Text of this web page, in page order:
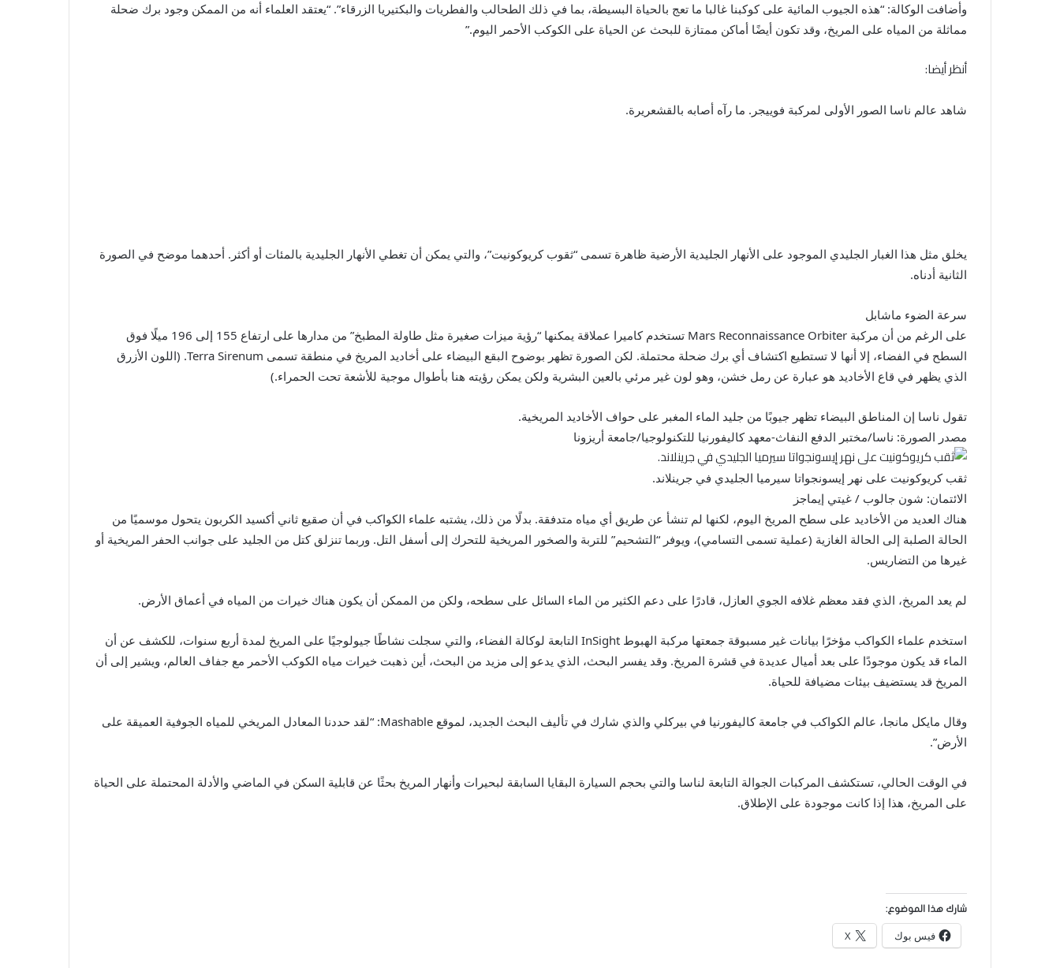
وأضافت الوكالة: “هذه الجيوب المائية على كوكبنا غالبا ما تعج بالحياة البسيطة، بما في ذلك الطحالب والفطريات والبكتيريا الزرقاء”. “يعتقد العلماء أنه من الممكن وجود برك ضحلة
مماثلة من المياه على المريخ، وقد تكون أيضًا أماكن ممتازة للبحث عن الحياة على الكوكب الأحمر اليوم.”
أنظر أيضا:
شاهد عالم ناسا الصور الأولى لمركبة فوييجر. ما رآه أصابه بالقشعريرة.
يخلق مثل هذا الغبار الجليدي الموجود على الأنهار الجليدية الأرضية ظاهرة تسمى “ثقوب كريوكونيت”، والتي يمكن أن تغطي الأنهار الجليدية بالمئات أو أكثر. أحدهما موضح في الصورة
الثانية أدناه.
سرعة الضوء ماشابل
على الرغم من أن مركبة Mars Reconnaissance Orbiter تستخدم كاميرا عملاقة يمكنها “رؤية ميزات صغيرة مثل طاولة المطبخ” من مدارها على ارتفاع 155 إلى 196 ميلًا فوق
السطح في الفضاء، إلا أنها لا تستطيع اكتشاف أي برك ضحلة محتملة. لكن الصورة تظهر بوضوح البقع البيضاء على أخاديد المريخ في منطقة تسمى Terra Sirenum. (اللون الأزرق
الذي يظهر في قاع الأخاديد هو عبارة عن رمل خشن، وهو لون غير مرئي بالعين البشرية ولكن يمكن رؤيته هنا بأطوال موجية للأشعة تحت الحمراء.)
تقول ناسا إن المناطق البيضاء تظهر جيوبًا من جليد الماء المغبر على حواف الأخاديد المريخية.
مصدر الصورة: ناسا/مختبر الدفع النفاث-معهد كاليفورنيا للتكنولوجيا/جامعة أريزونا
ثقب كريوكونيت على نهر إيسونجواتا سيرميا الجليدي في جرينلاند.
الائتمان: شون جالوب / غيتي إيماجز
هناك العديد من الأخاديد على سطح المريخ اليوم، لكنها لم تنشأ عن طريق أي مياه متدفقة. بدلًا من ذلك، يشتبه علماء الكواكب في أن صقيع ثاني أكسيد الكربون يتحول موسميًا من
الحالة الصلبة إلى الحالة الغازية (عملية تسمى التسامي)، ويوفر “التشحيم” للتربة والصخور المريخية للتحرك إلى أسفل التل. وربما تنزلق كتل من الجليد على جوانب الحفر المريخية أو
غيرها من التضاريس.
لم يعد المريخ، الذي فقد معظم غلافه الجوي العازل، قادرًا على دعم الكثير من الماء السائل على سطحه، ولكن من الممكن أن يكون هناك خيرات من المياه في أعماق الأرض.
استخدم علماء الكواكب مؤخرًا بيانات غير مسبوقة جمعتها مركبة الهبوط InSight التابعة لوكالة الفضاء، والتي سجلت نشاطًا جيولوجيًا على المريخ لمدة أربع سنوات، للكشف عن أن
الماء قد يكون موجودًا على بعد أميال عديدة في قشرة المريخ. وقد يفسر البحث، الذي يدعو إلى مزيد من البحث، أين ذهبت خيرات مياه الكوكب الأحمر مع جفاف العالم، ويشير إلى أن
المريخ قد يستضيف بيئات مضيافة للحياة.
وقال مايكل مانجا، عالم الكواكب في جامعة كاليفورنيا في بيركلي والذي شارك في تأليف البحث الجديد، لموقع Mashable: “لقد حددنا المعادل المريخي للمياه الجوفية العميقة على
الأرض”.
في الوقت الحالي، تستكشف المركبات الجوالة التابعة لناسا والتي بحجم السيارة البقايا السابقة لبحيرات وأنهار المريخ بحثًا عن قابلية السكن في الماضي والأدلة المحتملة على الحياة
على المريخ، هذا إذا كانت موجودة على الإطلاق.
شارك هذا الموضوع:
فيس بوك X